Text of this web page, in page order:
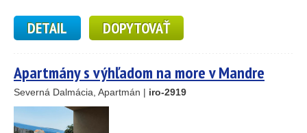
26
25
45
DETAIL DOPYTOVAŤ
Apartmány s výhľadom na more v Mandre
Severná Dalmácia, Apartmán | iro-2919